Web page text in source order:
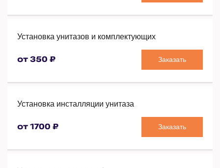
Установка унитазов и комплектующих
от 350 ₽ Заказать
Установка инсталляции унитаза
от 1700 ₽ Заказать